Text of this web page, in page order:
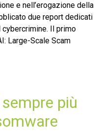
e nell’erogazione della
due report dedicati
Il primo
Large-Scale Scam
più